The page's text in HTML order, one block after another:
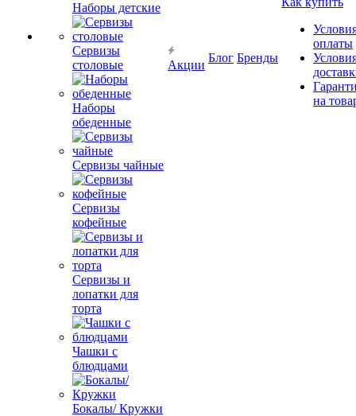
Наборы детские
Сервизы
столовые
Наборы
обеденные
Сервизы чайные
Сервизы
кофейные
Сервизы и
лопатки для
торта
Чашки с
блюдцами
Бокалы/ Кружки
Акции
Блог Бренды
оплаты
на